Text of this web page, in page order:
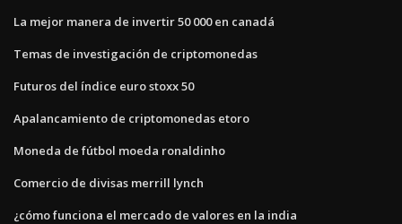
La mejor manera de invertir 50 000 en canadá
Temas de investigación de criptomonedas
Futuros del índice euro stoxx 50
Apalancamiento de criptomonedas etoro
Moneda de fútbol moeda ronaldinho
Comercio de divisas merrill lynch
¿cómo funciona el mercado de valores en la india